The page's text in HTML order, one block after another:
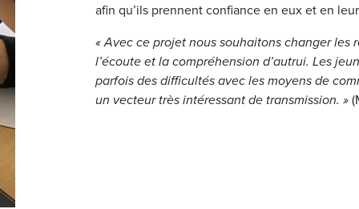
afin qu’ils prennent confiance en eux et en
« Avec ce projet nous souhaitons changer les
l’écoute et la compréhension d’autrui. Les
parfois des difficultés avec les moyens de
un vecteur très intéressant de transmission. »